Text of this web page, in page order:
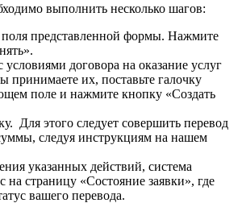
выполнить несколько шагов:
поля представленной формы. Нажмите
условиями договора на оказание услуг
принимаете их, поставьте галочку
поле и нажмите кнопку «Создать
Для этого следует совершить перевод
следуя инструкциям на нашем
указанных действий, система
на страницу «Состояние заявки», где
вашего перевода.